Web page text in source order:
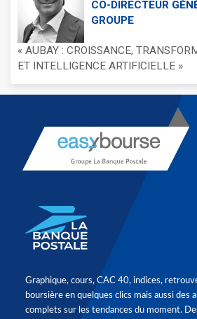
CO-DIRECTEUR
GROUPE
« AUBAY : CROISSANCE,
ET INTELLIGENCE ARTIFICIELLE »
Graphique, cours, CAC 40, indices,
boursière en quelques clics mais aussi des
complets sur les tendances du moment.